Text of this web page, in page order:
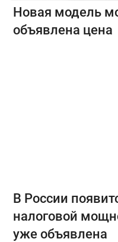
Новая модель
объявлена цена
В России
налоговой
уже объявлена